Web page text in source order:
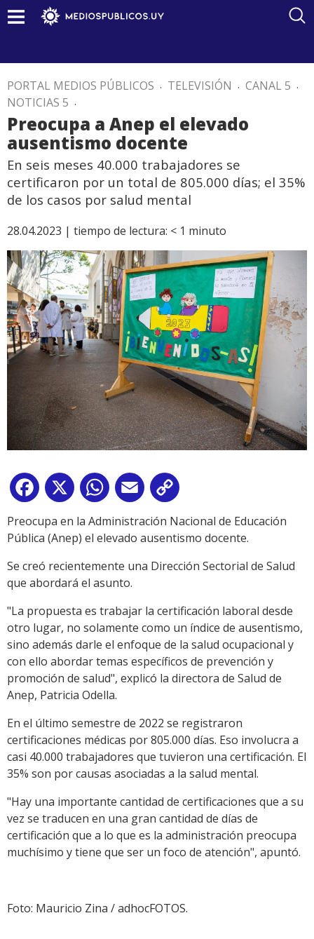
PORTAL MEDIOS PÚBLICOS . TELEVISIÓN . CANAL 5 .
NOTICIAS 5 .
Preocupa a Anep el elevado
ausentismo docente
En seis meses 40.000 trabajadores se
certificaron por un total de 805.000 días; el 35%
de los casos por salud mental
28.04.2023 | tiempo de lectura: < 1 minuto
Facebook
X WhatsApp
Email
Link
Preocupa en la Administración Nacional de Educación
Pública (Anep) el elevado ausentismo docente.
Se creó recientemente una Dirección Sectorial de Salud
que abordará el asunto.
"La propuesta es trabajar la certificación laboral desde
otro lugar, no solamente como un índice de ausentismo,
sino además darle el enfoque de la salud ocupacional y
con ello abordar temas específicos de prevención y
promoción de salud", explicó la directora de Salud de
Anep, Patricia Odella.
En el último semestre de 2022 se registraron
certificaciones médicas por 805.000 días. Eso involucra a
casi 40.000 trabajadores que tuvieron una certificación. El
35% son por causas asociadas a la salud mental.
"Hay una importante cantidad de certificaciones que a su
vez se traducen en una gran cantidad de días de
certificación que a lo que es la administración preocupa
muchísimo y tiene que ser un foco de atención", apuntó.
Foto: Mauricio Zina / adhocFOTOS.